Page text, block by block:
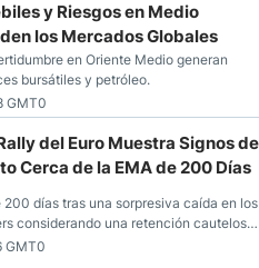
y Riesgos en Medio
los Mercados Globales
en Oriente Medio generan
bursátiles y petróleo.
GMT0
del Euro Muestra Signos de
Cerca de la EMA de 200 Días
días tras una sorpresiva caída en los
considerando una retención cautelosa
GMT0